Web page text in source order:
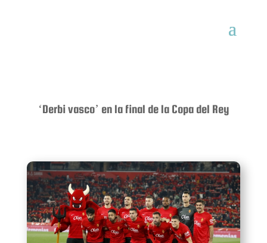
‘Derbi vasco’ en la final de la Copa del Rey